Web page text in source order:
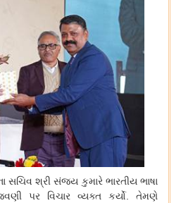
સચિવ શ્રી સંજય કુમારે ભારતીય ભાષા
પર વિચાર વ્યક્ત કર્યો. તેમણે